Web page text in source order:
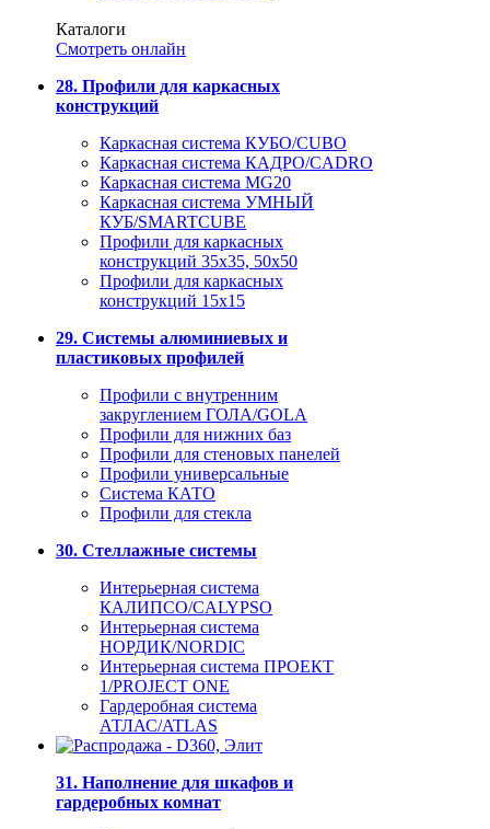
Каталоги
Смотреть онлайн
28. Профили для каркасных
конструкций
Каркасная система КУБО/CUBO
Каркасная система КАДРО/CADRO
Каркасная система MG20
Каркасная система УМНЫЙ
КУБ/SMARTCUBE
Профили для каркасных
конструкций 35x35, 50x50
Профили для каркасных
конструкций 15х15
29. Системы алюминиевых и
пластиковых профилей
Профили с внутренним
закруглением ГОЛА/GOLA
Профили для нижних баз
Профили для стеновых панелей
Профили универсальные
Система КАТО
Профили для стекла
30. Стеллажные системы
Интерьерная система
КАЛИПСО/CALYPSO
Интерьерная система
НОРДИК/NORDIC
Интерьерная система ПРОЕКТ
1/PROJECT ONE
Гардеробная система
АТЛАС/ATLAS
31. Наполнение для шкафов и
гардеробных комнат